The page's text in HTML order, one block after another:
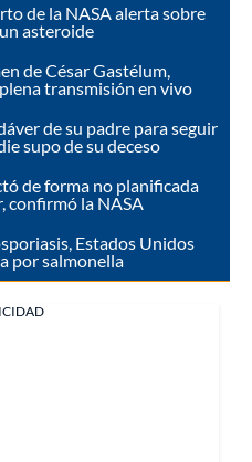
de la NASA alerta sobre
asteroide
de César Gastélum,
transmisión en vivo
de su padre para seguir
supo de su deceso
de forma no planificada
confirmó la NASA
Estados Unidos
por salmonella